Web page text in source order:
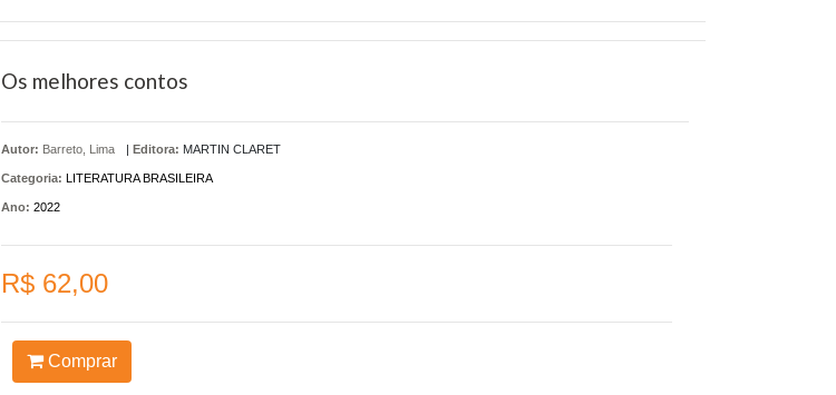
Os melhores contos
Autor: Barreto, Lima | Editora: MARTIN CLARET
Categoria: LITERATURA BRASILEIRA
Ano: 2022
R$ 62,00
Comprar